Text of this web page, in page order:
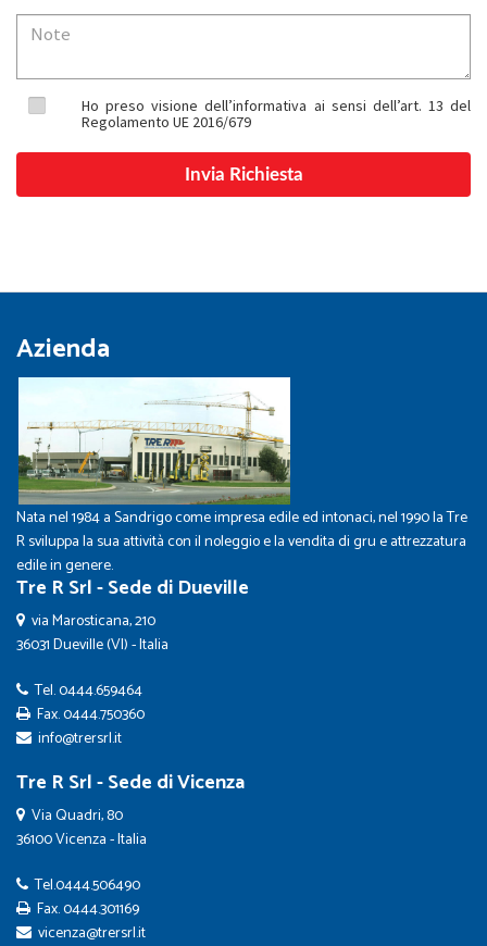
Ho preso visione dell’informativa ai sensi dell’art. 13 del
Regolamento UE 2016/679
Azienda
Nata nel 1984 a Sandrigo come impresa edile ed intonaci, nel 1990 la Tre
R sviluppa la sua attività con il noleggio e la vendita di gru e attrezzatura
edile in genere.
Tre R Srl - Sede di Dueville
via Marosticana, 210
36031 Dueville (VI) - Italia
Tel.0444.659464
Fax. 0444.750360
info@trersrl.it
Tre R Srl - Sede di Vicenza
Via Quadri, 80
36100 Vicenza - Italia
Tel.0444.506490
Fax. 0444.301169
vicenza@trersrl.it